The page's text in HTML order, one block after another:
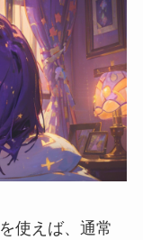
使えば、通常